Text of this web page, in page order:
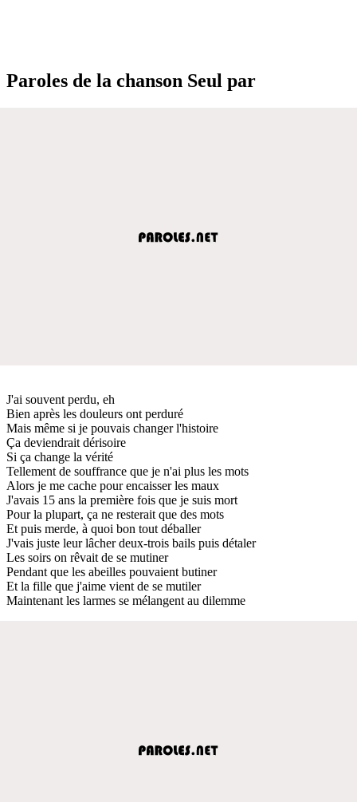
Paroles de la chanson Seul par
J'ai souvent perdu, eh
Bien après les douleurs ont perduré
Mais même si je pouvais changer l'histoire
Ça deviendrait dérisoire
Si ça change la vérité
Tellement de souffrance que je n'ai plus les mots
Alors je me cache pour encaisser les maux
J'avais 15 ans la première fois que je suis mort
Pour la plupart, ça ne resterait que des mots
Et puis merde, à quoi bon tout déballer
J'vais juste leur lâcher deux-trois bails puis détaler
Les soirs on rêvait de se mutiner
Pendant que les abeilles pouvaient butiner
Et la fille que j'aime vient de se mutiler
Maintenant les larmes se mélangent au dilemme